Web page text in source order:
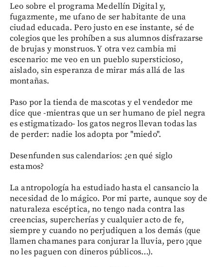
Leo sobre el programa Medellín Digital y,
fugazmente, me ufano de ser habitante de una
ciudad educada. Pero justo en ese instante, sé de
colegios que les prohíben a sus alumnos disfrazarse
de brujas y monstruos. Y otra vez cambia mi
escenario: me veo en un pueblo supersticioso,
aislado, sin esperanza de mirar más allá de las
montañas.
Paso por la tienda de mascotas y el vendedor me
dice que -mientras que un ser humano de piel negra
es estigmatizado- los gatos negros llevan todas las
de perder: nadie los adopta por "miedo".
Desenfunden sus calendarios: ¿en qué siglo
estamos?
La antropología ha estudiado hasta el cansancio la
necesidad de lo mágico. Por mi parte, aunque soy de
naturaleza escéptica, no tengo nada contra las
creencias, supercherías y cualquier acto de fe,
siempre y cuando no perjudiquen a los demás (que
llamen chamanes para conjurar la lluvia, pero ¡que
no les paguen con dineros públicos…).